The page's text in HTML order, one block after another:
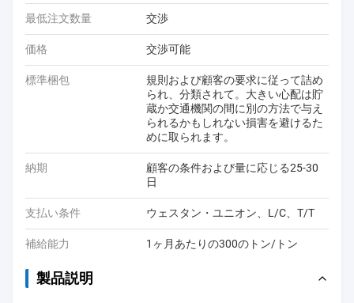
最低注文数量 交渉
価格 交渉可能
標準梱包
規則および顧客の要求に従って詰め
られ、分類されて。大きい心配は貯
蔵か交通機関の間に別の方法で与え
られるかもしれない損害を避けるた
めに取られます。
納期
顧客の条件および量に応じる25-30
日
支払い条件 ウェスタン・ユニオン、L/C、T/T
補給能力 1ヶ月あたりの300のトン/トン
製品説明